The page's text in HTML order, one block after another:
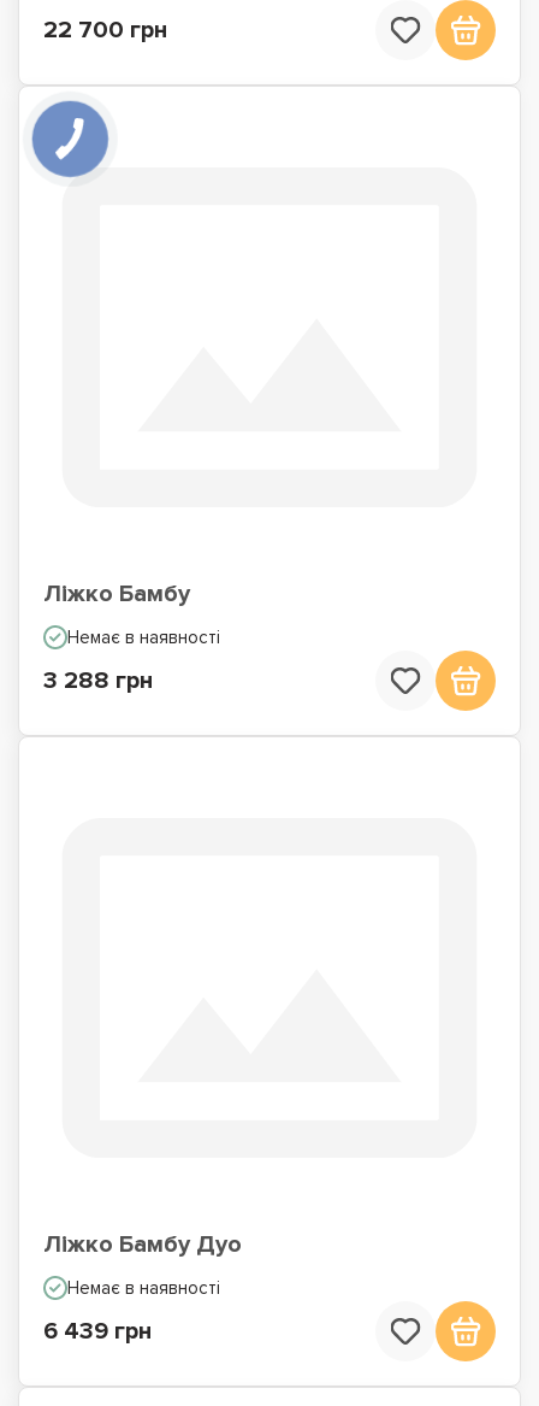
22 700 грн
Ліжко Бамбу
Немає в наявності
3 288 грн
Ліжко Бамбу Дуо
Немає в наявності
6 439 грн